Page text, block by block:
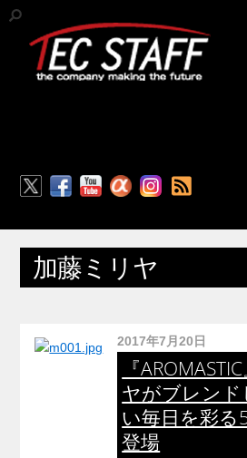
加藤ミリヤ
2017年7月20日
『
ヤがブレンド
い毎日を彩る
登場